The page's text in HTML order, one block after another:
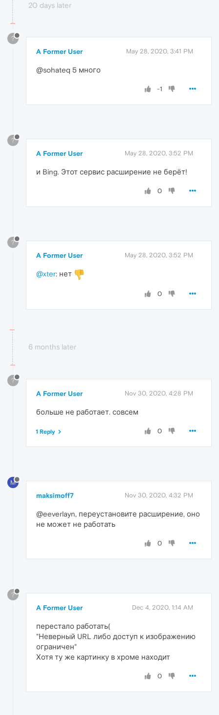
20 days later
?
A Former User May 28, 2020, 3:41 PM
@sohateq 5 много
-1
?
A Former User May 28, 2020, 3:52 PM
и Bing. Этот сервис расширение не берёт!
0
?
A Former User May 28, 2020, 3:52 PM
@xter: нет
0
6 months later
?
A Former User Nov 30, 2020, 4:28 PM
больше не работает. совсем
0
1 Reply
M
maksimoff7 Nov 30, 2020, 4:32 PM
@eeverlayn, переустановите расширение, оно
не может не работать
0
?
A Former User Dec 4, 2020, 1:14 AM
перестало работать(
"Неверный URL либо доступ к изображению
ограничен"
Хотя ту же картинку в хроме находит
0